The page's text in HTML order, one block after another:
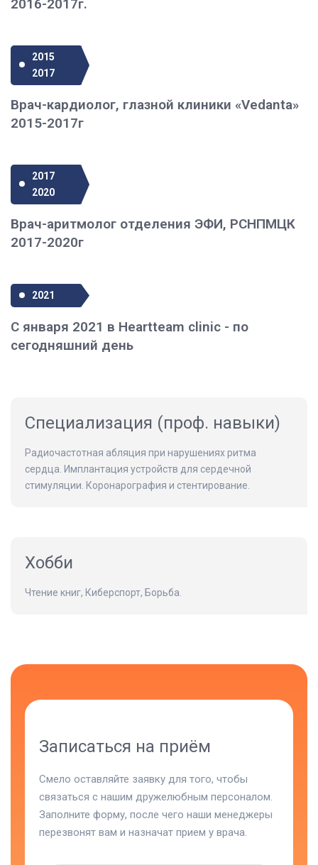
2016-2017г.
2015
2017
Врач-кардиолог, глазной клиники «Vedanta»
2015-2017г
2017
2020
Врач-аритмолог отделения ЭФИ, РСНПМЦК
2017-2020г
2021
С января 2021 в Heartteam clinic - по
сегодняшний день
Специализация (проф. навыки)
Радиочастотная абляция при нарушениях ритма
сердца. Имплантация устройств для сердечной
стимуляции. Коронарография и стентирование.
Хобби
Чтение книг, Киберспорт, Борьба.
Записаться на приём
Смело оставляйте заявку для того, чтобы
связаться с нашим дружелюбным персоналом.
Заполните форму, после чего наши менеджеры
перезвонят вам и назначат прием у врача.